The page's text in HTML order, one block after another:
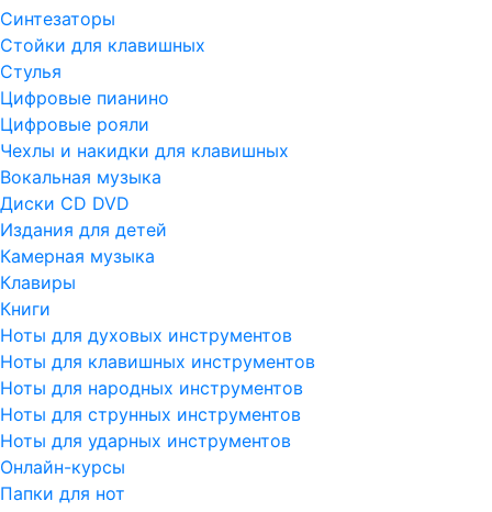
Синтезаторы
Стойки для клавишных
Стулья
Цифровые пианино
Цифровые рояли
Чехлы и накидки для клавишных
Вокальная музыка
Диски CD DVD
Издания для детей
Камерная музыка
Клавиры
Книги
Ноты для духовых инструментов
Ноты для клавишных инструментов
Ноты для народных инструментов
Ноты для струнных инструментов
Ноты для ударных инструментов
Онлайн-курсы
Папки для нот